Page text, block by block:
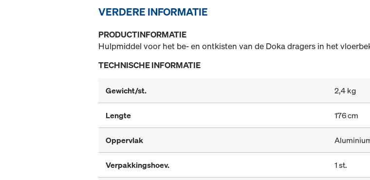
VERDERE INFORMATIE
PRODUCTINFORMATIE
Hulpmiddel voor het be- en ontkisten van de Doka dragers in het
TECHNISCHE INFORMATIE
Gewicht/st. 2,4 kg
Lengte 176 cm
Oppervlak
Verpakkingshoev. 1 st.